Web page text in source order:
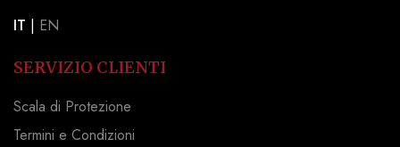
IT | EN
SERVIZIO CLIENTI
Scala di Protezione
Termini e Condizioni